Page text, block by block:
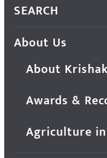
SEARCH
About Us
About
Awards &
Agriculture